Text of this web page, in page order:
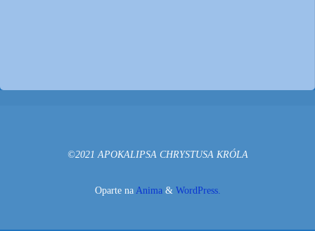
©2021 APOKALIPSA CHRYSTUSA KRÓLA
Oparte naAnima& WordPress.